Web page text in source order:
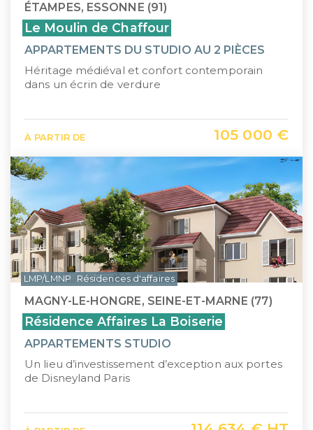
ÉTAMPES, ESSONNE (91)
Le Moulin de Chaffour
APPARTEMENTS DU STUDIO AU 2 PIÈCES
Héritage médiéval et confort contemporain
dans un écrin de verdure
À PARTIR DE 105 000 €
MAGNY-LE-HONGRE, SEINE-ET-MARNE (77)
Résidence Affaires La Boiserie
APPARTEMENTS STUDIO
Un lieu d’investissement d’exception aux portes
de Disneyland Paris
LMP/LMNP Résidences d'affaires